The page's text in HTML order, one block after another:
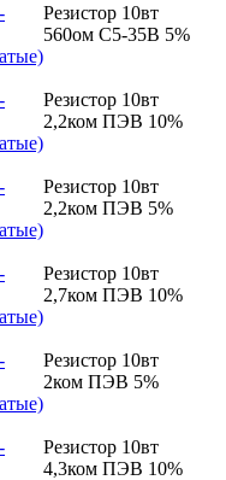
Резистор 10вт
560ом С5-35В 5%
Резистор 10вт
2,2ком ПЭВ 10%
Резистор 10вт
2,2ком ПЭВ 5%
Резистор 10вт
2,7ком ПЭВ 10%
Резистор 10вт
2ком ПЭВ 5%
Резистор 10вт
4,3ком ПЭВ 10%